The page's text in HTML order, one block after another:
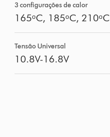
3 configurações de calor
165ᵒC, 185ᵒC, 210ᵒC
Tensão Universal
10.8V-16.8V